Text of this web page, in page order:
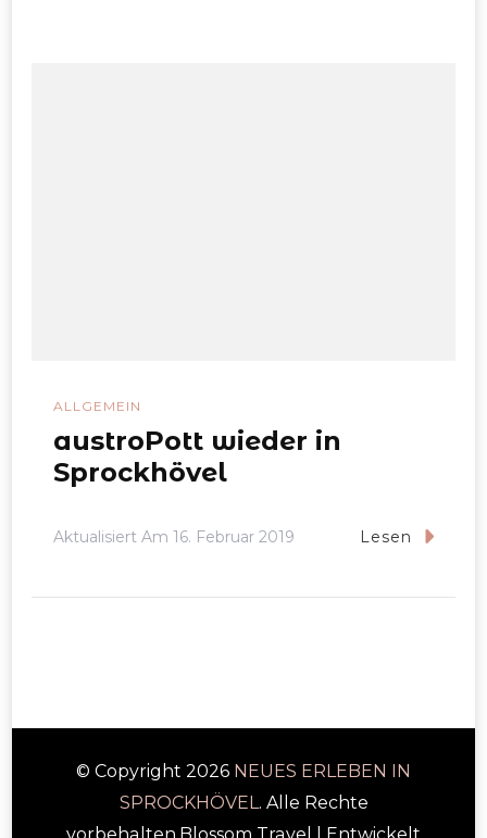
ALLGEMEIN
austroPott wieder in
Sprockhövel
Aktualisiert Am 16. Februar 2019 Lesen
© Copyright 2026 NEUES ERLEBEN IN
SPROCKHÖVEL. Alle Rechte